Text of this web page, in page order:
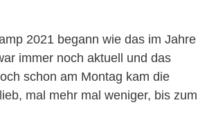
2021 begann wie das im Jahre
immer noch aktuell und das
schon am Montag kam die
mal mehr mal weniger, bis zum